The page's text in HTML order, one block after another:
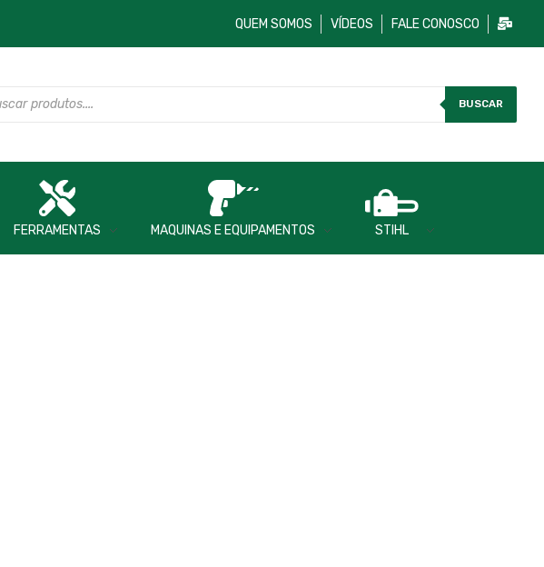
QUEM SOMOS VÍDEOS FALE CONOSCO
BUSCAR
FERRAMENTAS MAQUINAS E EQUIPAMENTOS STIHL